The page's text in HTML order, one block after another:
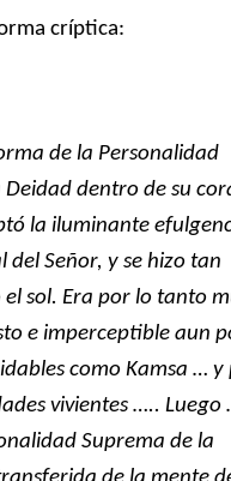
críptica:
de la Personalidad
Deidad dentro de su
la iluminante
del Señor, y se hizo tan
sol. Era por lo tanto
e imperceptible aun
como Kamsa … y
vivientes ….. Luego
Suprema de la